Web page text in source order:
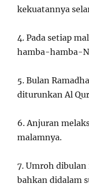
kekuatannya
4. Pada setiap
hamba-hamba-
5. Bulan
diturunkan Al
6. Anjuran
malamnya.
7. Umroh
bahkan didalam